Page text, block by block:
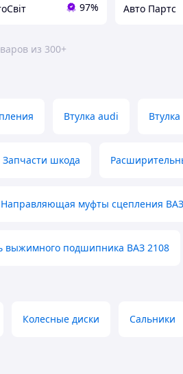
97% Авто Партс
из 300+
Втулка audi
Запчасти шкода
Направляющая муфты сцепления
выжимного подшипника ВАЗ 2108
Колесные диски Сальники